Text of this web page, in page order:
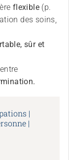
flexible (p.
des soins,
sûr et
|
|